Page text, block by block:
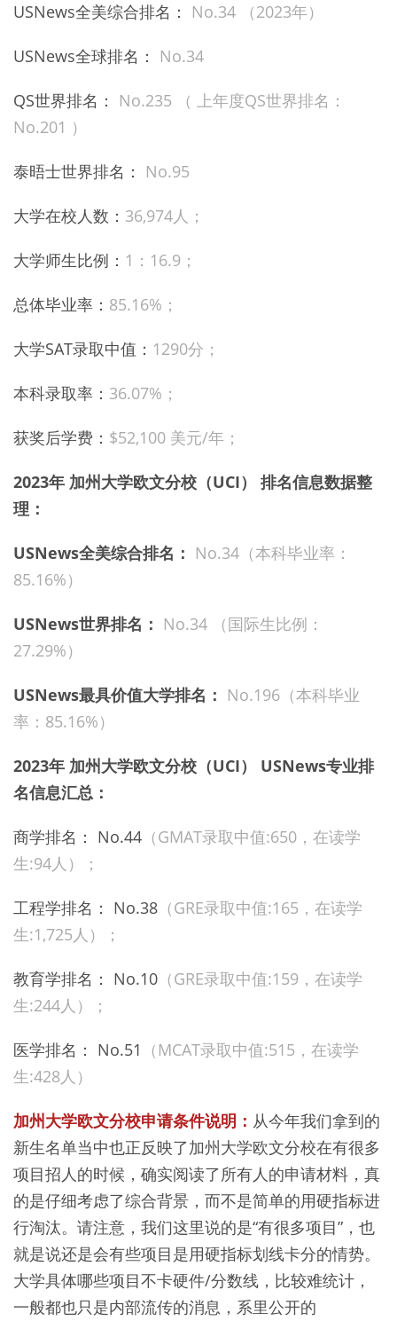
USNews全美综合排名： No.34 （2023年）
USNews全球排名： No.34
QS世界排名：
No.235 （ 上年度QS世界排名：
No.201 ）
泰晤士世界排名： No.95
大学在校人数： 36,974人；
大学师生比例： 1： 16.9；
总体毕业率： 85.16%；
大学SAT录取中值： 1290分；
本科录取率： 36.07%；
获奖后学费： $52,100 美元/年；
2023年 加州大学欧文分校（UCI） 排名信息数据整
理：
USNews全美综合排名： No.34（本科毕业率：
85.16%）
USNews世界排名： No.34 （国际生比例：
27.29%）
USNews最具价值大学排名： No.196（本科毕业
率：85.16%）
2023年 加州大学欧文分校（UCI） USNews专业排
名信息汇总：
商学排名： No.44 （GMAT录取中值:650，在读学
生:94人）；
工程学排名： No.38 （GRE录取中值:165，在读学
生:1,725人）；
教育学排名： No.10 （GRE录取中值:159，在读学
生:244人）；
医学排名： No.51 （MCAT录取中值:515，在读学
生:428人）
加州大学欧文分校申请条件说明： 从今年我们拿到的
新生名单当中也正反映了加州大学欧文分校在有很多
项目招人的时候，确实阅读了所有人的申请材料，真
的是仔细考虑了综合背景，而不是简单的用硬指标进
行淘汰。请注意，我们这里说的是“有很多项目”，也
就是说还是会有些项目是用硬指标划线卡分的情势。
大学具体哪些项目不卡硬件/分数线，比较难统计，
一般都也只是内部流传的消息，系里公开的